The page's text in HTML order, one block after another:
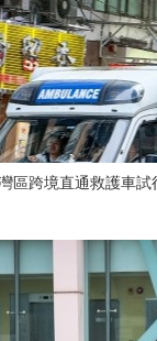
區跨境直通救護車試